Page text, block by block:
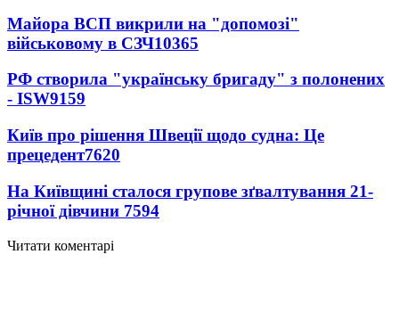
Майора ВСП викрили на "допомозі"
військовому в СЗЧ10365
РФ створила "українську бригаду" з полонених
- ISW9159
Київ про рішення Швеції щодо судна: Це
прецедент7620
На Київщині сталося групове зґвалтування 21-
річної дівчини 7594
Читати коментарі